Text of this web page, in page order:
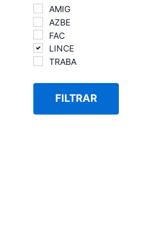
AMIG
AZBE
FAC
LINCE
TRABA
FILTRAR